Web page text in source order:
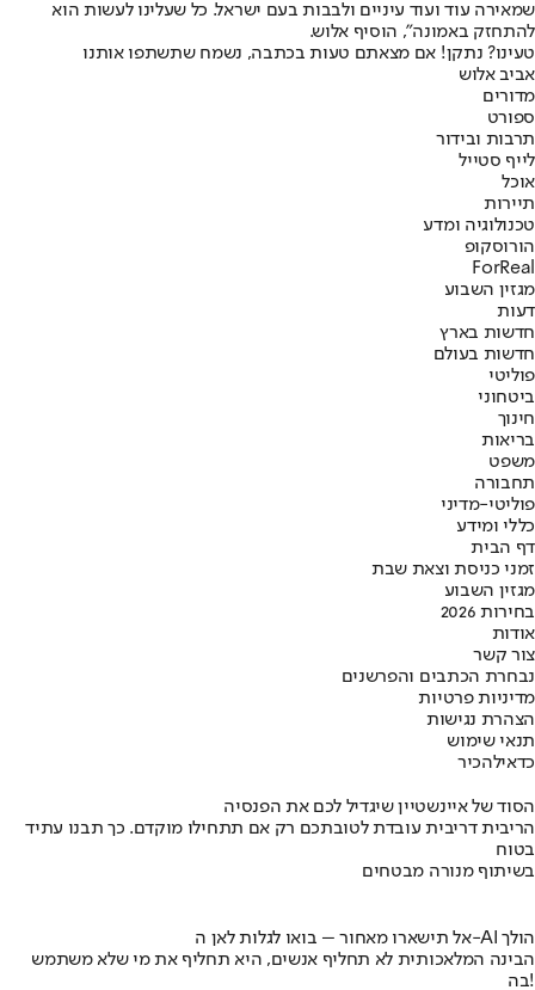
שמאירה עוד ועוד עיניים ולבבות בעם ישראל. כל שעלינו לעשות הוא
להתחזק באמונה", הוסיף אלוש.
טעינו? נתקן! אם מצאתם טעות בכתבה, נשמח שתשתפו אותנו
אביב אלוש
מדורים
ספורט
תרבות ובידור
לייף סטייל
אוכל
תיירות
טכנולוגיה ומדע
הורוסקופ
ForReal
מגזין השבוע
דעות
חדשות בארץ
חדשות בעולם
פוליטי
ביטחוני
חינוך
בריאות
משפט
תחבורה
פוליטי-מדיני
כללי ומידע
דף הבית
זמני כניסת וצאת שבת
מגזין השבוע
בחירות 2026
אודות
צור קשר
נבחרת הכתבים והפרשנים
מדיניות פרטיות
הצהרת נגישות
תנאי שימוש
כדאילהכיר
הסוד של איינשטיין שיגדיל לכם את הפנסיה
הריבית דריבית עובדת לטובתכם רק אם תתחילו מוקדם. כך תבנו עתיד
בטוח
בשיתוף מנורה מבטחים
אל תישארו מאחור – בואו לגלות לאן ה-AI הולך
הבינה המלאכותית לא תחליף אנשים, היא תחליף את מי שלא משתמש
בה!